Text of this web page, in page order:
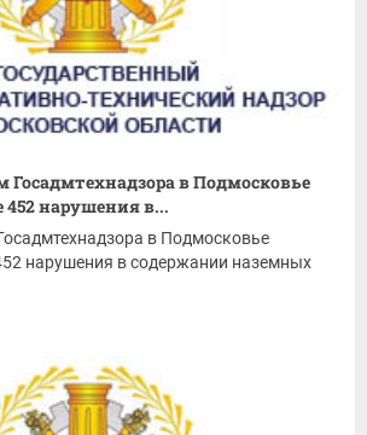
в Подмосковье
нарушения в...
в Подмосковье
нарушения в содержании наземных